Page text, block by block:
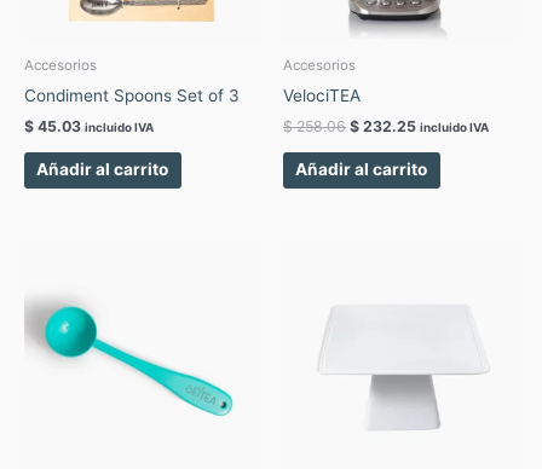
Accesorios
Condiment Spoons Set of 3
$ 45.03 incluido IVA
Añadir al carrito
Accesorios
VelociTEA
$258.06 $ 232.25 incluido IVA
Añadir al carrito
opciones